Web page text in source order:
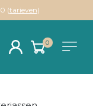
(tarieven)
0